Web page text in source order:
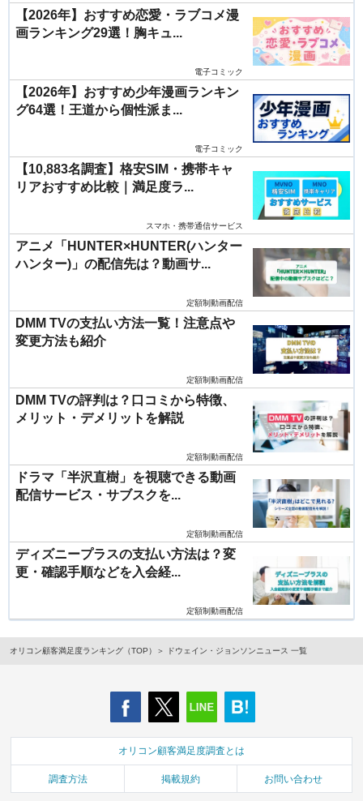
【2026年】おすすめ恋愛・ラブコメ漫
画ランキング29選！胸キュ...
電子コミック
【2026年】おすすめ少年漫画ランキン
グ64選！王道から個性派ま...
電子コミック
【10,883名調査】格安SIM・携帯キャ
リアおすすめ比較｜満足度ラ...
スマホ・携帯通信サービス
アニメ「HUNTER×HUNTER(ハンター
ハンター)」の配信先は？動画サ...
定額制動画配信
DMM TVの支払い方法一覧！注意点や
変更方法も紹介
定額制動画配信
DMM TVの評判は？口コミから特徴、
メリット・デメリットを解説
定額制動画配信
ドラマ「半沢直樹」を視聴できる動画
配信サービス・サブスクを...
定額制動画配信
ディズニープラスの支払い方法は？変
更・確認手順などを入会経...
定額制動画配信
オリコン顧客満足度ランキング（TOP） ドウェイン・ジョンソンニュース 一覧
オリコン顧客満足度調査とは
調査方法 掲載規約 お問い合わせ